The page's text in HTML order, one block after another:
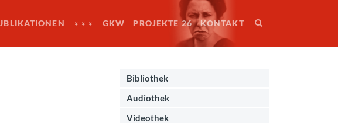
♀♀♀ GKW PROJEKTE 26 KONTAKT
Bibliothek
Audiothek
Videothek